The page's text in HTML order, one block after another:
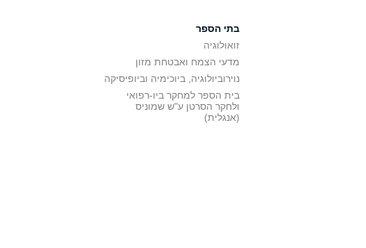
בתי הספר
זואולוגיה
מדעי הצמח ואבטחת מזון
נוירוביולוגיה, ביוכימיה וביופיסיקה
בית הספר למחקר ביו-רפואי
ולחקר הסרטן ע"ש שמוניס
(אנגלית)